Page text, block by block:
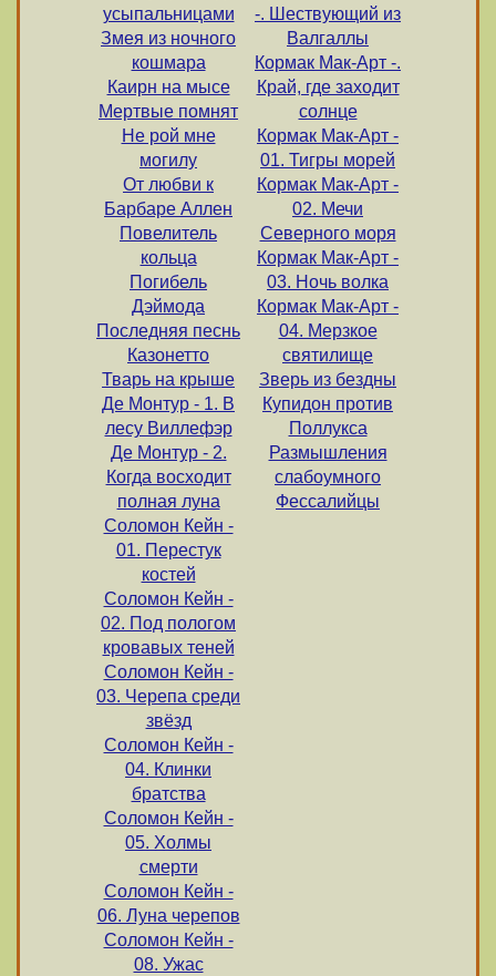
усыпальницами
Змея из ночного
кошмара
Каирн на мысе
Мертвые помнят
Не рой мне
могилу
От любви к
Барбаре Аллен
Повелитель
кольца
Погибель
Дэймода
Последняя песнь
Казонетто
Тварь на крыше
Де Монтур - 1. В
лесу Виллефэр
Де Монтур - 2.
Когда восходит
полная луна
Соломон Кейн -
01. Перестук
костей
Соломон Кейн -
02. Под пологом
кровавых теней
Соломон Кейн -
03. Черепа среди
звёзд
Соломон Кейн -
04. Клинки
братства
Соломон Кейн -
05. Холмы
смерти
Соломон Кейн -
06. Луна черепов
Соломон Кейн -
08. Ужас
-. Шествующий из
Валгаллы
Кормак Мак-Арт -.
Край, где заходит
солнце
Кормак Мак-Арт -
01. Тигры морей
Кормак Мак-Арт -
02. Мечи
Северного моря
Кормак Мак-Арт -
03. Ночь волка
Кормак Мак-Арт -
04. Мерзкое
святилище
Зверь из бездны
Купидон против
Поллукса
Размышления
слабоумного
Фессалийцы